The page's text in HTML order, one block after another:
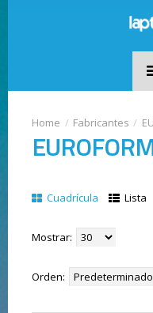
Fabricantes
Cuadrícula Lista
Mostrar:
Orden: